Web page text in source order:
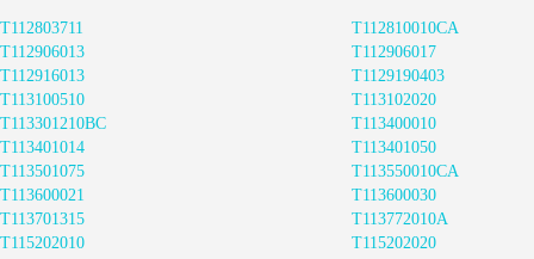
T112803711
T112810010CA
T112906013
T112906017
T112916013
T1129190403
T113100510
T113102020
T113301210BC
T113400010
T113401014
T113401050
T113501075
T113550010CA
T113600021
T113600030
T113701315
T113772010A
T115202010
T115202020